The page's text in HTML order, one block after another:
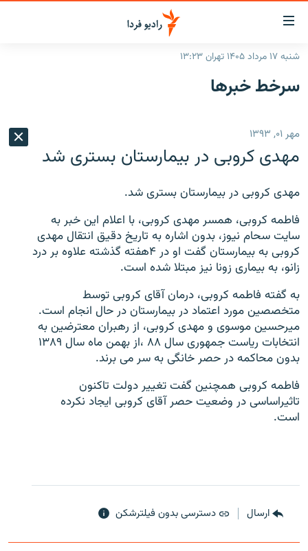
لینک‌های
قابلیت
دسترسی
بازگشت
اصلی
رفتن
جستجو
ایران
برنامه‌های رادیویی
فرکانس‌ها
پادکست
چندرسانه‌ای
گزارش‌های تصویری
گزارش‌های ویدئویی
زنان فردا
English
به ما بپیوندید
زبان‌های دیگر
شنبه ۱۷ مرداد ۱۴۰۵ تهران ۱۳:۲۳
سرخط‌ خبرها
مهر ۰۱, ۱۳۹۳
مهدی کروبی در بیمارستان بستری شد
مهدی کروبی در بیمارستان بستری شد.
فاطمه کروبی، همسر مهدی کروبی، با اعلام این خبر به
سایت سحام نیوز، بدون اشاره به تاریخ دقیق انتقال مهدی
کروبی به بیمارستان گفت او در ۴هفته گذشته علاوه بر درد
زانو، به بیماری زونا نیز مبتلا شده است.
به گفته فاطمه کروبی، درمان آقای کروبی توسط
متخصصین مورد اعتماد در بیمارستان در حال انجام است.
ميرحسين موسوی و مهدی کروبی، از رهبران معترضین به
انتخابات ریاست جمهوری سال ۸۸ ،از بهمن ماه سال ۱۳۸۹
بدون محاکمه در حصر خانگی به سر می برند.
فاطمه کروبی همچنين گفت تغيير دولت تاکنون
تاثيراساسی در وضعيت حصر آقای کروبی ايجاد نکرده
است.
ارسال دسترسی بدون فیلترشکن